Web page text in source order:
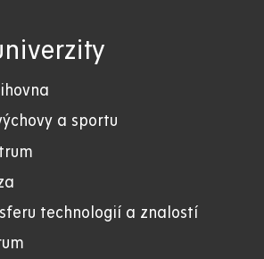
a sportu
technologií a znalostí